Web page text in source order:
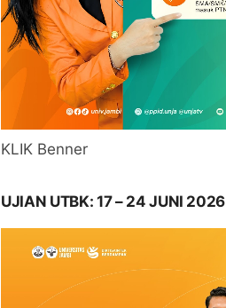
KLIK Benner
UJIAN UTBK: 17 – 24 JUNI 2026